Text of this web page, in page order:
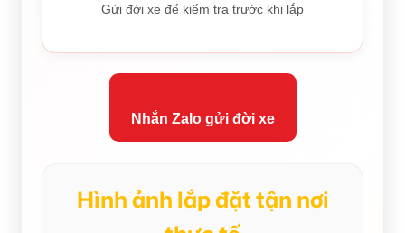
Gửi đời xe để kiểm tra trước khi lắp
Nhắn Zalo gửi đời xe
Hình ảnh lắp đặt tận nơi